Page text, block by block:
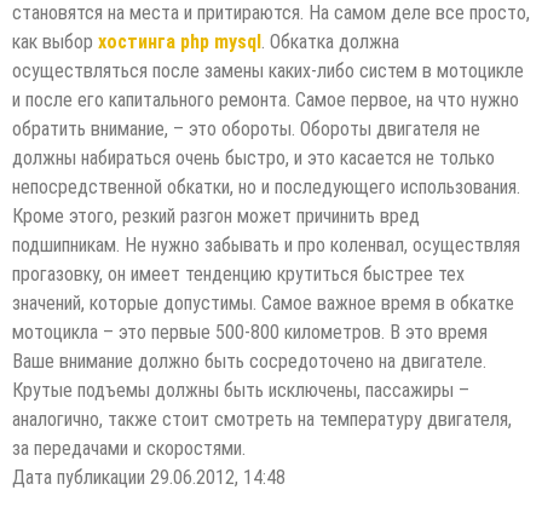
становятся на места и притираются. На самом деле все просто,
как выбор хостинга php mysql. Обкатка должна
осуществляться после замены каких-либо систем в мотоцикле
и после его капитального ремонта. Самое первое, на что нужно
обратить внимание, – это обороты. Обороты двигателя не
должны набираться очень быстро, и это касается не только
непосредственной обкатки, но и последующего использования.
Кроме этого, резкий разгон может причинить вред
подшипникам. Не нужно забывать и про коленвал, осуществляя
прогазовку, он имеет тенденцию крутиться быстрее тех
значений, которые допустимы. Самое важное время в обкатке
мотоцикла – это первые 500-800 километров. В это время
Ваше внимание должно быть сосредоточено на двигателе.
Крутые подъемы должны быть исключены, пассажиры –
аналогично, также стоит смотреть на температуру двигателя,
за передачами и скоростями.
Дата публикации 29.06.2012, 14:48